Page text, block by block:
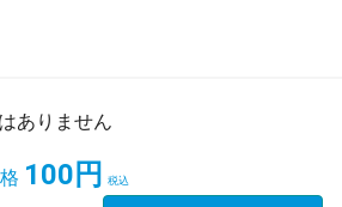
ありません
100円